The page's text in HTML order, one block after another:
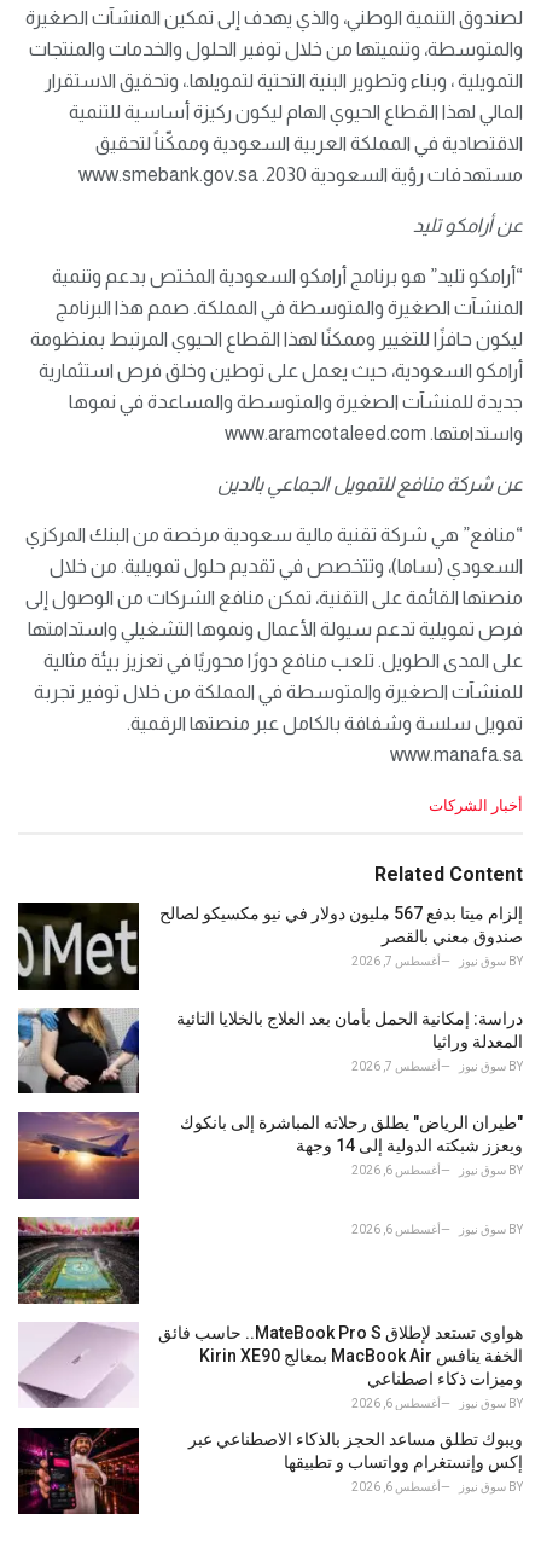
لصندوق التنمية الوطني، والذي يهدف إلى تمكين المنشآت الصغيرة
والمتوسطة، وتنميتها من خلال توفير الحلول والخدمات والمنتجات
التمويلية ، وبناء وتطوير البنية التحتية لتمويلها.، وتحقيق الاستقرار
المالي لهذا القطاع الحيوي الهام ليكون ركيزة أساسية للتنمية
الاقتصادية في المملكة العربية السعودية وممكّناً لتحقيق
مستهدفات رؤية السعودية 2030. www.smebank.gov.sa
عن أرامكو تليد
“أرامكو تليد” هو برنامج أرامكو السعودية المختص بدعم وتنمية
المنشآت الصغيرة والمتوسطة في المملكة. صمم هذا البرنامج
ليكون حافزًا للتغيير وممكنًا لهذا القطاع الحيوي المرتبط بمنظومة
أرامكو السعودية، حيث يعمل على توطين وخلق فرص استثمارية
جديدة للمنشآت الصغيرة والمتوسطة والمساعدة في نموها
واستدامتها. www.aramcotaleed.com
عن شركة منافع للتمويل الجماعي بالدين
“منافع” هي شركة تقنية مالية سعودية مرخصة من البنك المركزي
السعودي (ساما)، وتتخصص في تقديم حلول تمويلية. من خلال
منصتها القائمة على التقنية، تمكن منافع الشركات من الوصول إلى
فرص تمويلية تدعم سيولة الأعمال ونموها التشغيلي واستدامتها
على المدى الطويل. تلعب منافع دورًا محوريًا في تعزيز بيئة مثالية
للمنشآت الصغيرة والمتوسطة في المملكة من خلال توفير تجربة
تمويل سلسة وشفافة بالكامل عبر منصتها الرقمية.
www.manafa.sa
C
e
o
r
i
:
أخبار الشركات
Related Content
إلزام ميتا بدفع 567 مليون دولار في نيو مكسيكو لصالح
صندوق معني بالقصر
BY سوق نيوز أغسطس 7, 2026
دراسة: إمكانية الحمل بأمان بعد العلاج بالخلايا التائية
المعدلة وراثيا
BY سوق نيوز أغسطس 7, 2026
"طيران الرياض" يطلق رحلاته المباشرة إلى بانكوك
ويعزز شبكته الدولية إلى 14 وجهة
BY سوق نيوز أغسطس 6, 2026
BY سوق نيوز أغسطس 6, 2026
هواوي تستعد لإطلاق MateBook Pro S.. حاسب فائق
الخفة ينافس MacBook Air بمعالج Kirin XE90
وميزات ذكاء اصطناعي
BY سوق نيوز أغسطس 6, 2026
ويبوك تطلق مساعد الحجز بالذكاء الاصطناعي عبر
إكس وإنستغرام وواتساب و تطبيقها
BY سوق نيوز أغسطس 6, 2026